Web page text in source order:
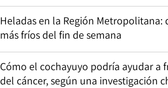
Heladas en la Región Metropolitana:
más fríos del fin de semana
Cómo el cochayuyo podría ayudar a
del cáncer, según una investigación